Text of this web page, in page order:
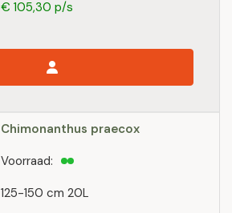
€ 105,30 p/s
Chimonanthus praecox
125-150 cm 20L
Voorraad: